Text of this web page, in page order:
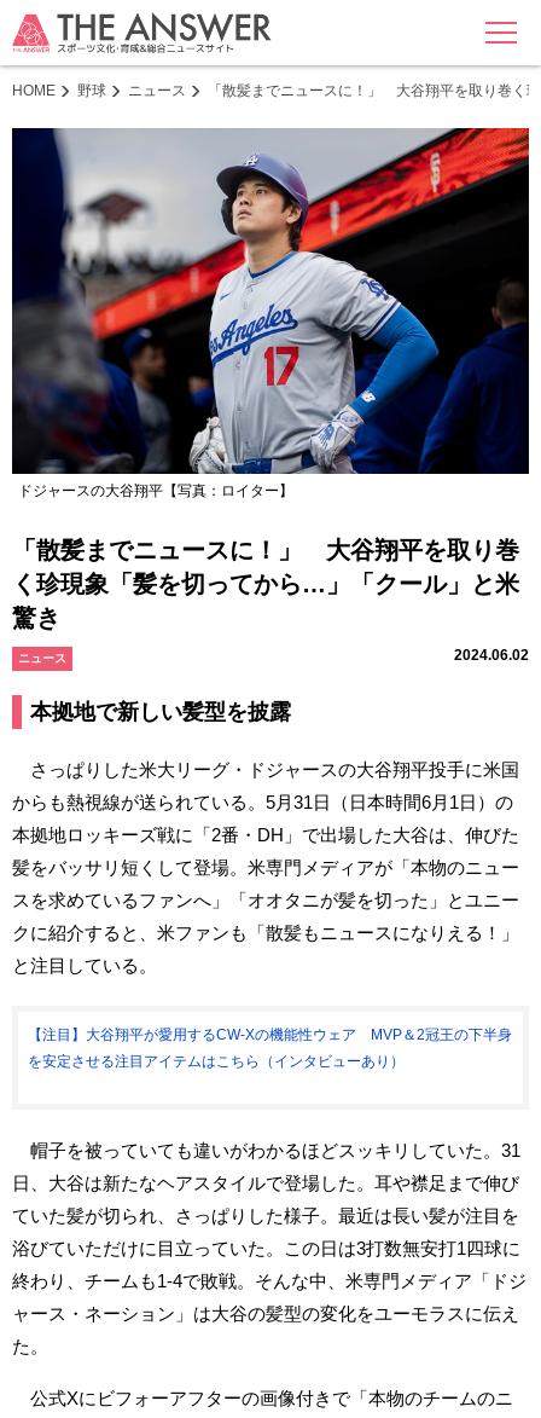
MENU
HOME 野球 ニュース 「散髪までニュースに！」 大谷翔平を取り巻く
ドジャースの大谷翔平【写真：ロイター】
「散髪までニュースに！」 大谷翔平を取り巻
く珍現象「髪を切ってから…」「クール」と米
驚き
ニュース 2024.06.02
本拠地で新しい髪型を披露
さっぱりした米大リーグ・ドジャースの大谷翔平投手に米国
からも熱視線が送られている。5月31日（日本時間6月1日）の
本拠地ロッキーズ戦に「2番・DH」で出場した大谷は、伸びた
髪をバッサリ短くして登場。米専門メディアが「本物のニュー
スを求めているファンへ」「オオタニが髪を切った」とユニー
クに紹介すると、米ファンも「散髪もニュースになりえる！」
と注目している。
【注目】大谷翔平が愛用するCW-Xの機能性ウェア MVP＆2冠王の下半身
を安定させる注目アイテムはこちら（インタビューあり）
帽子を被っていても違いがわかるほどスッキリしていた。31
日、大谷は新たなヘアスタイルで登場した。耳や襟足まで伸び
ていた髪が切られ、さっぱりした様子。最近は長い髪が注目を
浴びていただけに目立っていた。この日は3打数無安打1四球に
終わり、チームも1-4で敗戦。そんな中、米専門メディア「ドジ
ャース・ネーション」は大谷の髪型の変化をユーモラスに伝え
た。
公式Xにビフォーアフターの画像付きで「本物のチームのニ